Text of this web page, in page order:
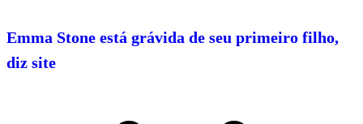
Emma Stone está grávida de seu primeiro filho,
diz site